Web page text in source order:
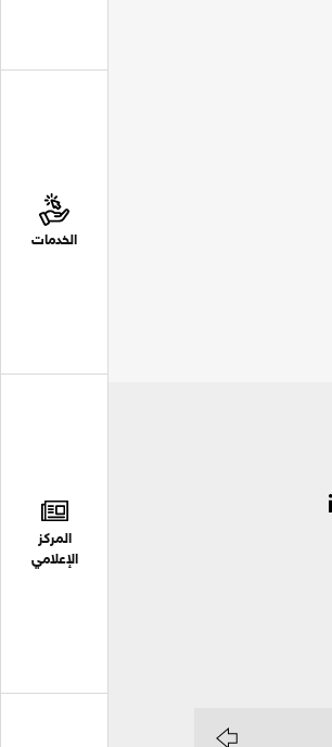
الخدمات
المركز
الإعلامي